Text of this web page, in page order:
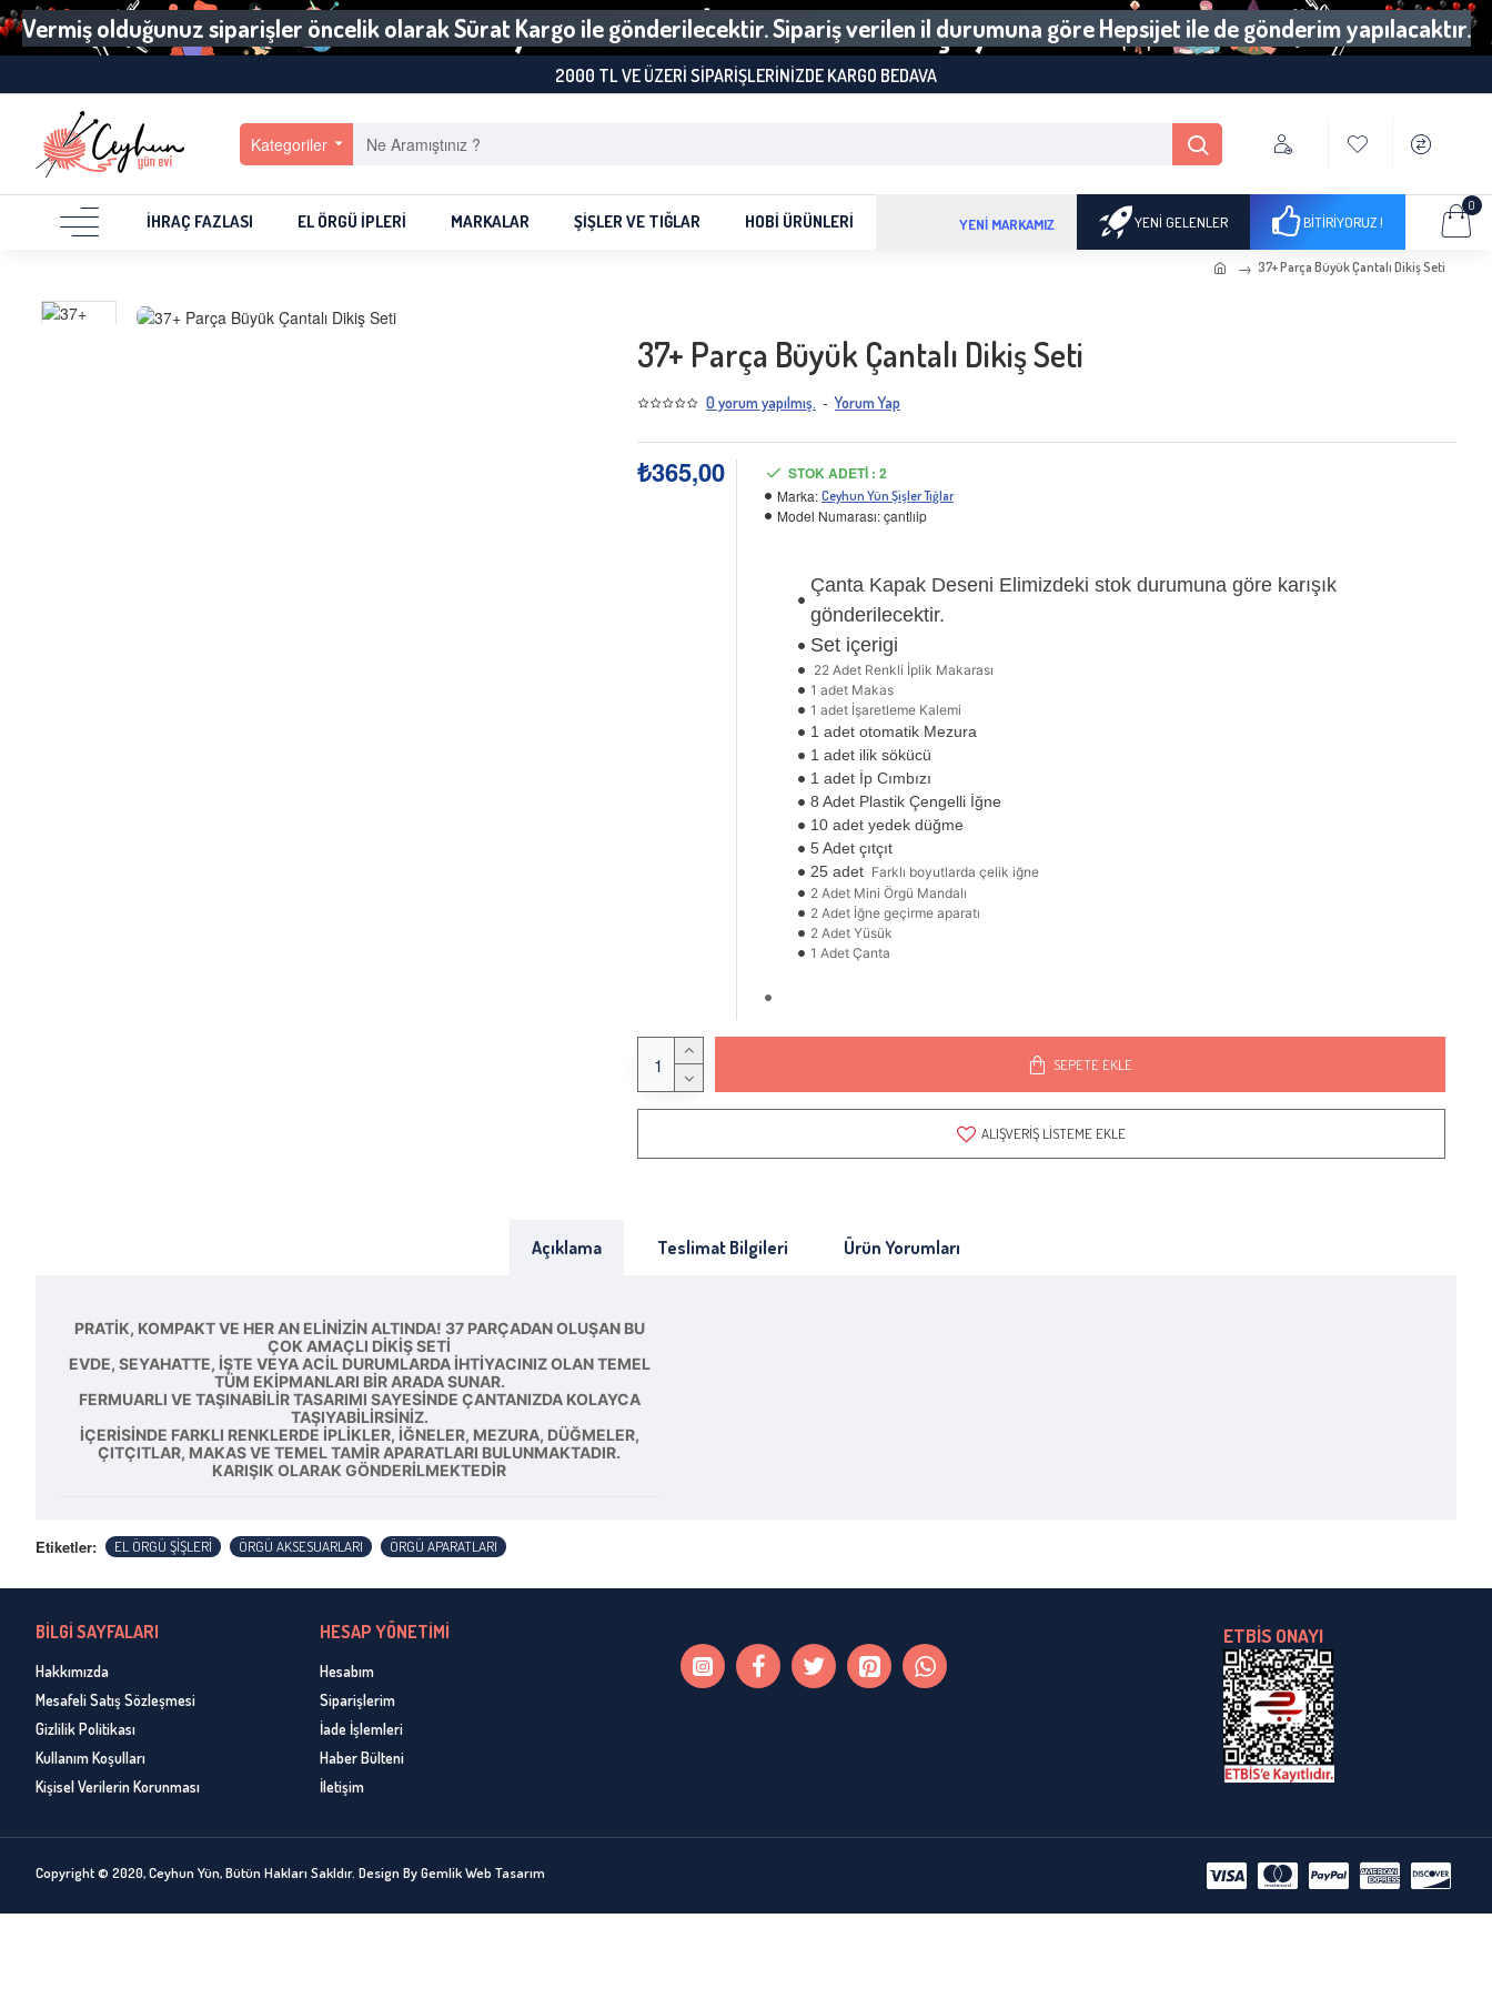
Vermiş olduğunuz siparişler öncelik olarak Sürat Kargo ile gönderilecektir. Sipariş verilen il durumuna göre Hepsijet ile de gönderim yapılacaktır.
2000 TL VE ÜZERI SIPARIŞLERINIZDE KARGO BEDAVA
Kategoriler
İHRAÇ FAZLASI EL ÖRGÜ İPLERI MARKALAR ŞIŞLER VE TIĞLAR HOBI ÜRÜNLERI YENİ MARKAMIZ YENI GELENLER BITIRIYORUZ !
0
37+ Parça Büyük Çantalı Dikiş Seti
37+ Parça Büyük Çantalı Dikiş Seti
0 yorum yapılmış. - Yorum Yap
₺365,00 STOK ADETI : 2
Marka: Ceyhun Yün Şişler Tığlar
Model Numarası:çantlıip
Çanta Kapak Deseni Elimizdeki stok durumuna göre karışık
gönderilecektir.
Set içerigi
22 Adet Renkli İplik Makarası
1 adet Makas
1 adet İşaretleme Kalemi
1 adet otomatik Mezura
1 adet ilik sökücü
1 adet İp Cımbızı
8 Adet Plastik Çengelli İğne
10 adet yedek düğme
5 Adet çıtçıt
25 adet Farklı boyutlarda çelik iğne
2 Adet Mini Örgü Mandalı
2 Adet İğne geçirme aparatı
2 Adet Yüsük
1 Adet Çanta
SEPETE EKLE
ALIŞVERIŞ LISTEME EKLE
Açıklama Teslimat Bilgileri Ürün Yorumları
PRATIK, KOMPAKT VE HER AN ELINIZIN ALTINDA! 37 PARÇADAN OLUŞAN BU
ÇOK AMAÇLI DIKIŞ SETI
EVDE, SEYAHATTE, IŞTE VEYA ACIL DURUMLARDA IHTIYACINIZ OLAN TEMEL
TÜM EKIPMANLARI BIR ARADA SUNAR.
FERMUARLI VE TAŞINABILIR TASARIMI SAYESINDE ÇANTANIZDA KOLAYCA
TAŞIYABILIRSINIZ.
İÇERISINDE FARKLI RENKLERDE IPLIKLER, IĞNELER, MEZURA, DÜĞMELER,
ÇITÇITLAR, MAKAS VE TEMEL TAMIR APARATLARI BULUNMAKTADIR.
KARIŞIK OLARAK GÖNDERILMEKTEDIR
Etiketler: EL ÖRGÜ ŞİŞLERİ ÖRGÜ AKSESUARLARI ÖRGÜ APARATLARI
BİLGİ SAYFALARI
Hakkımızda
Mesafeli Satış Sözleşmesi
Gizlilik Politikası
Kullanım Koşulları
Kişisel Verilerin Korunması
HESAP YÖNETİMİ
Hesabım
Siparişlerim
İade İşlemleri
Haber Bülteni
İletişim
ETBİS ONAYI
Copyright © 2020, Ceyhun Yün, Bütün Hakları Sakldır. Design By Gemlik Web Tasarım